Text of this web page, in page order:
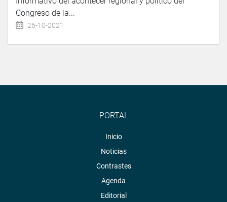
Congreso de la...
26-10-2021
PORTAL
Inicio
Noticias
Contrastes
Agenda
Editorial